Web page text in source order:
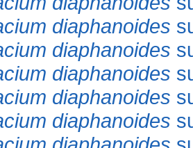
diaphanoides
diaphanoides
diaphanoides
diaphanoides
diaphanoides